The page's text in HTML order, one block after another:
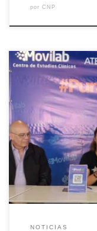
por CNP
“El Colegio Nacional
Directiva Nacional y
este jueves un
periodistas
a reporteros gráficos,
la […]
NOTICIAS